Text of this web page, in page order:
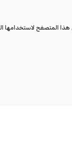
هذا المتصفح لاستخدامها